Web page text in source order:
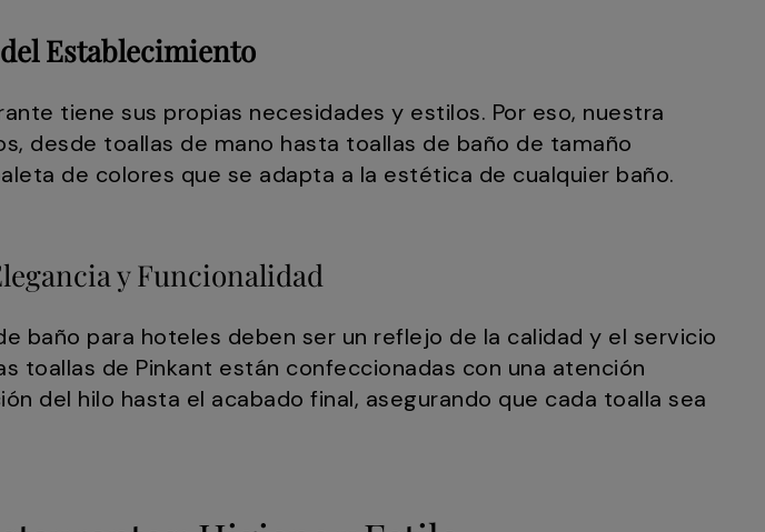
Establecimiento
tiene sus propias necesidades y estilos. Por eso, nuestra
desde toallas de mano hasta toallas de baño de tamaño
de colores que se adapta a la estética de cualquier baño.
y Funcionalidad
baño para hoteles deben ser un reflejo de la calidad y el servicio
toallas de Pinkant están confeccionadas con una atención
del hilo hasta el acabado final, asegurando que cada toalla sea